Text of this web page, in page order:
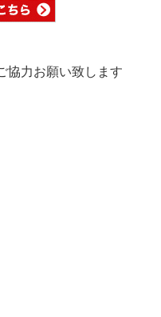
協力お願い致します